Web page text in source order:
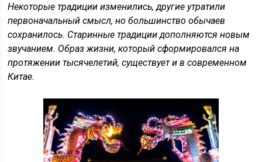
Некоторые традиции изменились, другие утратили
первоначальный смысл, но большинство обычаев
сохранилось. Старинные традиции дополняются новым
звучанием. Образ жизни, который сформировался на
протяжении тысячелетий, существует и в современном
Китае.